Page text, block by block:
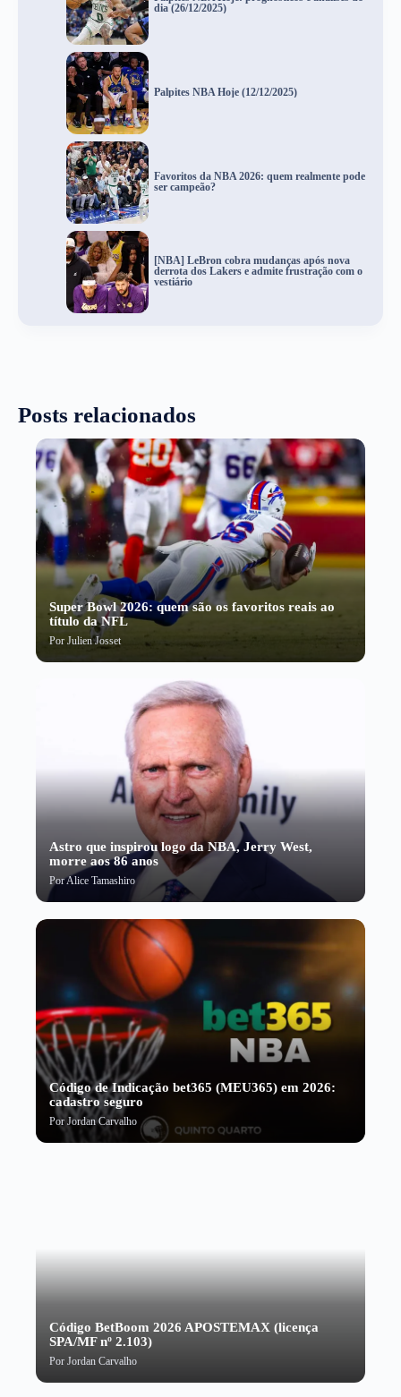
dia (26/12/2025)
Palpites NBA Hoje (12/12/2025)
Favoritos da NBA 2026: quem realmente pode
ser campeão?
[NBA] LeBron cobra mudanças após nova
derrota dos Lakers e admite frustração com o
vestiário
Posts relacionados
Super Bowl 2026: quem são os favoritos reais ao
título da NFL
Por Julien Josset
Astro que inspirou logo da NBA, Jerry West,
morre aos 86 anos
PorAlice Tamashiro
Código de Indicação bet365 (MEU365) em 2026:
cadastro seguro
PorJordan Carvalho
Código BetBoom 2026 APOSTEMAX (licença
SPA/MF nº 2.103)
Por Jordan Carvalho